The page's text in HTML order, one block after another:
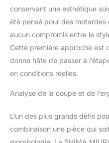
conservant une esthétique
été pensé pour des
aucun compromis entre le
Cette première approche est
donne hâte de passer à
en conditions réelles.
Analyse de la coupe et de
L’un des plus grands défis
combinaison une pièce qui